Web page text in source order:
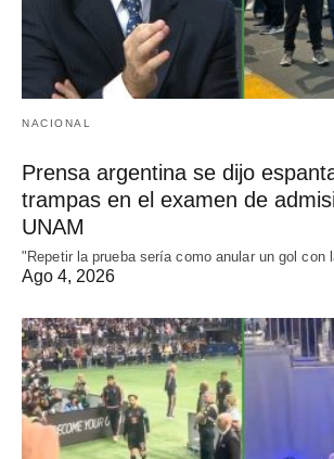
NACIONAL
Prensa argentina se dijo
trampas en el examen de
UNAM
"Repetir la prueba sería como anular un gol con
Ago 4, 2026